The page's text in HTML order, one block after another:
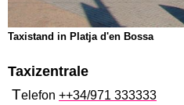
Taxistand in Platja d'en Bossa
Taxizentrale
Telefon ++34/971 333333